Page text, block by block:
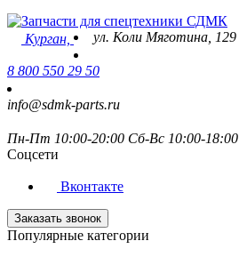
Курган, ул. Коли Мяготина, 129
8 800 550 29 50
info@sdmk-parts.ru
Пн-Пт 10:00-20:00 Сб-Вс 10:00-18:00
Соцсети
Вконтакте
Заказать звонок
Популярные категории